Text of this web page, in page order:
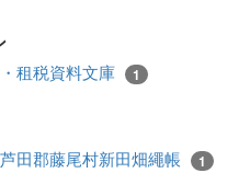
租税資料文庫 1
田郡藤尾村新田畑繩帳 1